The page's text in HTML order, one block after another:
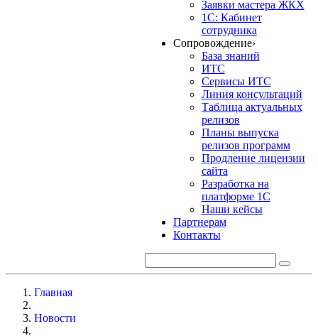
Заявки мастера ЖКХ
1С: Кабинет
сотрудника
Сопровождение›
База знаний
ИТС
Сервисы ИТС
Линия консультаций
Таблица актуальных
релизов
Планы выпуска
релизов программ
Продление лицензии
сайта
Разработка на
платформе 1С
Наши кейсы
Партнерам
Контакты
Главная
Новости